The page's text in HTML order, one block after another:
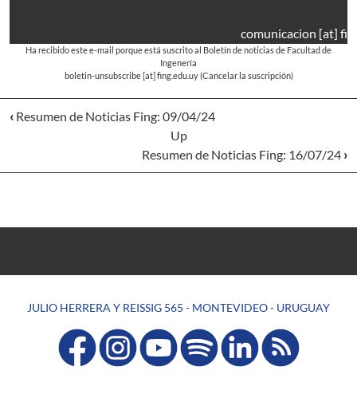
comunicacion [at]
Ha recibido este e-mail porque está suscrito al Boletín de noticias de Facultad de
Ingenería
boletin-unsubscribe[at]fing.edu.uy(Cancelar la suscripción)
‹ Resumen de Noticias Fing: 09/04/24
Up
Resumen de Noticias Fing: 16/07/24 ›
JULIO HERRERA Y REISSIG 565 - MONTEVIDEO - URUGUAY